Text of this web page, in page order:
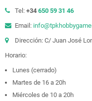
Tel: +34 650 59 31 46
Email:
Dirección: C/ Juan José
Horario:
Lunes (cerrado)
Martes de 16 a 20h
Miércoles de 10 a 20h